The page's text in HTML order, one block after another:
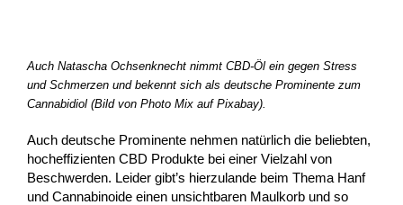
Auch Natascha Ochsenknecht nimmt CBD-Öl ein gegen Stress
und Schmerzen und bekennt sich als deutsche Prominente zum
Cannabidiol (Bild von Photo Mix auf Pixabay).
Auch deutsche Prominente nehmen natürlich die beliebten,
hocheffizienten CBD Produkte bei einer Vielzahl von
Beschwerden. Leider gibt’s hierzulande beim Thema Hanf
und Cannabinoide einen unsichtbaren Maulkorb und so